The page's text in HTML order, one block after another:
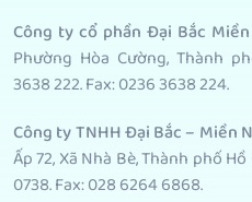
Công ty cổ phần Đại Bắc
Phường Hòa Cường, Thành
3638 222. Fax: 0236 3638 224.
Công ty TNHH Đại Bắc – Miền
Ấp 72, Xã Nhà Bè, Thành phố
0738. Fax: 028 6264 6868.